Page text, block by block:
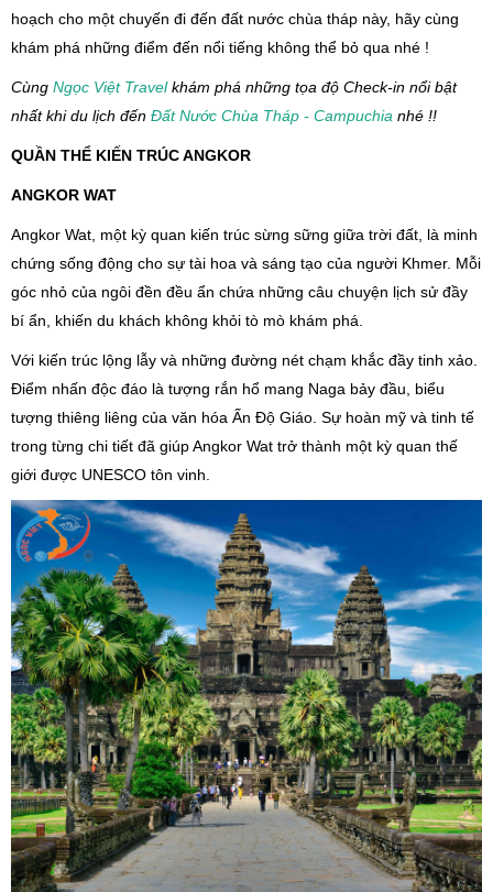
hoạch cho một chuyến đi đến đất nước chùa tháp này, hãy cùng
khám phá những điểm đến nổi tiếng không thể bỏ qua nhé !
Cùng Ngọc Việt Travel khám phá những tọa độ Check-in nổi bật
nhất khi du lịch đến Đất Nước Chùa Tháp - Campuchia nhé !!
QUẦN THỂ KIẾN TRÚC ANGKOR
ANGKOR WAT
Angkor Wat, một kỳ quan kiến trúc sừng sững giữa trời đất, là minh
chứng sống động cho sự tài hoa và sáng tạo của người Khmer. Mỗi
góc nhỏ của ngôi đền đều ẩn chứa những câu chuyện lịch sử đầy
bí ẩn, khiến du khách không khỏi tò mò khám phá.
Với kiến trúc lộng lẫy và những đường nét chạm khắc đầy tinh xảo.
Điểm nhấn độc đáo là tượng rắn hổ mang Naga bảy đầu, biểu
tượng thiêng liêng của văn hóa Ấn Độ Giáo. Sự hoàn mỹ và tinh tế
trong từng chi tiết đã giúp Angkor Wat trở thành một kỳ quan thế
giới được UNESCO tôn vinh.